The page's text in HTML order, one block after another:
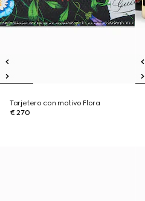
Tarjetero con motivo Flora
€ 270